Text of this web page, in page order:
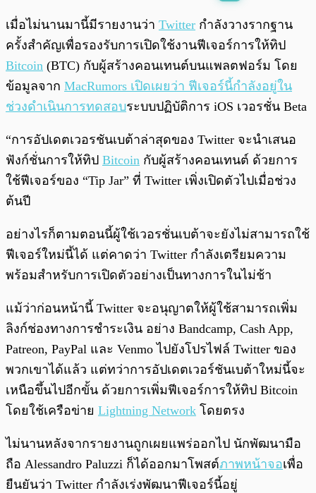
เมื่อไม่นานมานี้มีรายงานว่า Twitter กำลังวางรากฐาน
ครั้งสำคัญเพื่อรองรับการเปิดใช้งานฟีเจอร์การให้ทิป
Bitcoin (BTC) กับผู้สร้างคอนเทนต์บนแพลตฟอร์ม โดย
ข้อมูลจาก MacRumors เปิดเผยว่า ฟีเจอร์นี้กำลังอยู่ใน
ช่วงดำเนินการทดสอบระบบปฏิบัติการ iOS เวอรชั่น Beta
“การอัปเดตเวอรชันเบต้าล่าสุดของ Twitter จะนำเสนอ
ฟังก์ชั่นการให้ทิป Bitcoin กับผู้สร้างคอนเทนต์ ด้วยการ
ใช้ฟีเจอร์ของ “Tip Jar” ที่ Twitter เพิ่งเปิดตัวไปเมื่อช่วง
ต้นปี
อย่างไรก็ตามตอนนี้ผู้ใช้เวอรชั่นเบต้าจะยังไม่สามารถใช้
ฟีเจอร์ใหม่นี้ได้ แต่คาดว่า Twitter กำลังเตรียมความ
พร้อมสำหรับการเปิดตัวอย่างเป็นทางการในไม่ช้า
แม้ว่าก่อนหน้านี้ Twitter จะอนุญาตให้ผู้ใช้สามารถเพิ่ม
ลิงก์ช่องทางการชำระเงิน อย่าง Bandcamp, Cash App,
Patreon, PayPal และ Venmo ไปยังโปรไฟล์ Twitter ของ
พวกเขาได้แล้ว แต่ทว่าการอัปเดตเวอร์ชันเบต้าใหม่นี้จะ
เหนือขึ้นไปอีกขั้น ด้วยการเพิ่มฟีเจอร์การให้ทิป Bitcoin
โดยใช้เครือข่าย Lightning Network โดยตรง
ไม่นานหลังจากรายงานถูกเผยแพร่ออกไป นักพัฒนามือ
ถือ Alessandro Paluzzi ก็ได้ออกมาโพสต์ภาพหน้าจอเพื่อ
ยืนยันว่า Twitter กำลังเร่งพัฒนาฟีเจอร์นี้อยู่